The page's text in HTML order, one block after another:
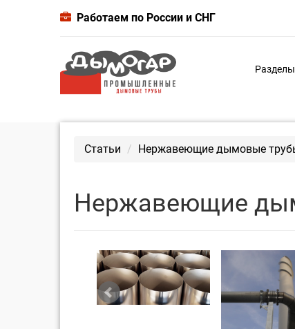
Работаем по России и СНГ
Разделы
Статьи Нержавеющие дымовые
Нержавеющие